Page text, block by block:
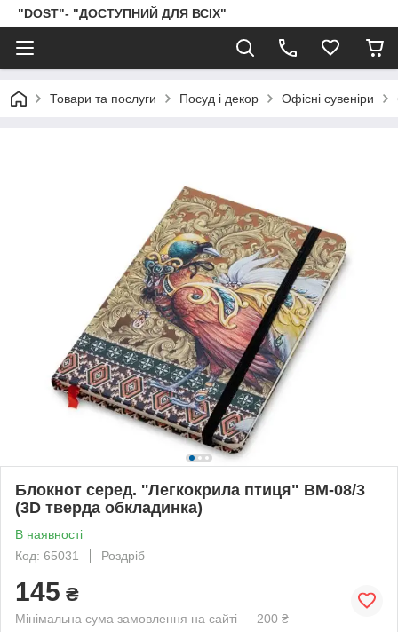
"DOST"- "ДОСТУПНИЙ ДЛЯ ВСІХ"
Товари та послуги Посуд і декор Офісні сувеніри
Блокнот серед. ''Легкокрила птиця" BM-08/3
(3D тверда обкладинка)
В наявності
Код: 65031
Роздріб
145 ₴
Мінімальна сума замовлення на сайті — 200 ₴